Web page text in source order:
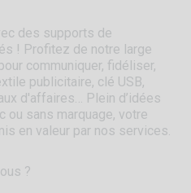
des supports de
! Profitez de notre large
communiquer, fidéliser,
publicitaire, clé USB,
d'affaires… Plein d’idées
ou sans marquage, votre
en valeur par nos services.
?